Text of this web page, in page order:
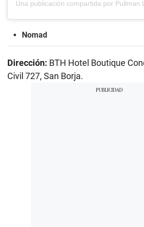
Nomad
Dirección: BTH Hotel Boutique
Civil 727, San Borja.